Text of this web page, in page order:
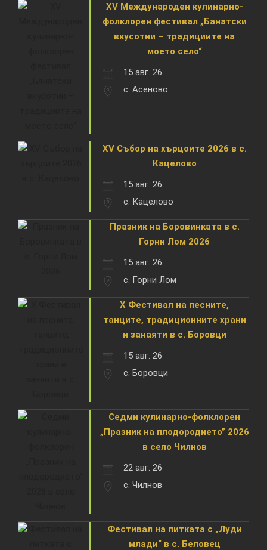
XV Международен кулинарно-
фолклорен фестивал „Банатски
вкусотии – традициите на
моето село“
15 авг. 26
с. Асеново
XV Събор на хърцоите 2026 в с.
Кацелово
15 авг. 26
с. Кацелово
Празник на Боровинката в с.
Горни Лом 2026
15 авг. 26
с. Горни Лом
X Фестивал на песните,
танците, традиционните храни
и занаяти в с. Боровци
15 авг. 26
с. Боровци
Седми кулинарно-фолклорен
„Празник на плодородието” 2026
в село Чилнов
22 авг. 26
с. Чилнов
Фестивал на питката с „Луди
млади“ в с. Беловец